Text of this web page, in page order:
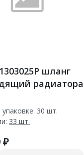
шланг
радиатора
30 шт.
33 шт.
₽